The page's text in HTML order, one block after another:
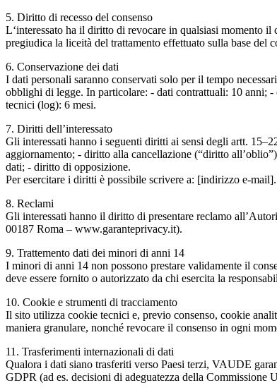
5. Diritto di recesso del consenso
L‘interessato ha il diritto di revocare in qualsiasi momento il
pregiudica la liceità del trattamento effettuato sulla base del
6. Conservazione dei dati
I dati personali saranno conservati solo per il tempo
obblighi di legge. In particolare: - dati contrattuali: 10 anni;
tecnici (log): 6 mesi.
7. Diritti dell’interessato
Gli interessati hanno i seguenti diritti ai sensi degli artt.
aggiornamento; - diritto alla cancellazione (“diritto
dati; - diritto di opposizione.
Per esercitare i diritti è possibile scrivere a: [indirizzo e-mail].
8. Reclami
Gli interessati hanno il diritto di presentare reclamo
00187 Roma – www.garanteprivacy.it).
9. Trattemento dati dei minori di anni 14
I minori di anni 14 non possono prestare validamente il
deve essere fornito o autorizzato da chi esercita la
10. Cookie e strumenti di tracciamento
Il sito utilizza cookie tecnici e, previo consenso, cookie
maniera granulare, nonché revocare il consenso in ogni
11. Trasferimenti internazionali di dati
Qualora i dati siano trasferiti verso Paesi terzi, VAUDE
GDPR (ad es. decisioni di adeguatezza della Commissione